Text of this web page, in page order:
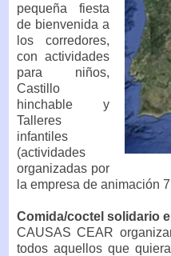
pequeña fiesta
de bienvenida a
los corredores,
con actividades
para niños,
Castillo
hinchable y
Talleres
infantiles
(actividades
organizadas por
la empresa de animación
Comida/coctel solidario
CAUSAS CEAR
todos aquellos que